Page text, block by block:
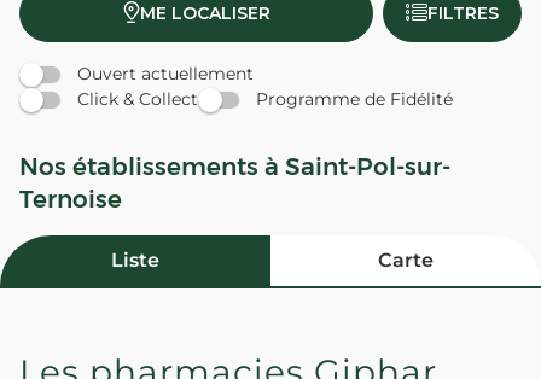
ME LOCALISER FILTRES
Ouvert actuellement
Click & Collect
Programme de Fidélité
Nos établissements à Saint-Pol-sur-
Ternoise
Liste Carte
PHARMACIE DU TERNOIS - St